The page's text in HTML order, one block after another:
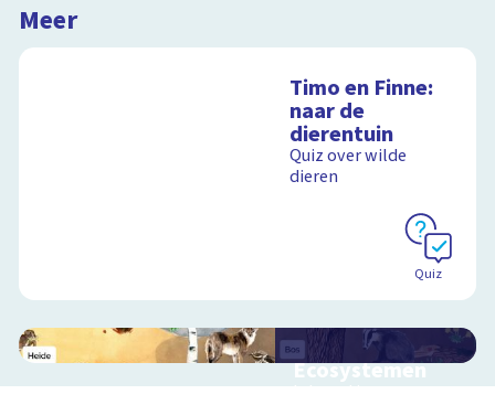
Meer
Timo en Finne:
naar de
dierentuin
Quiz over wilde
dieren
Quiz
Ecosystemen
Interactieve